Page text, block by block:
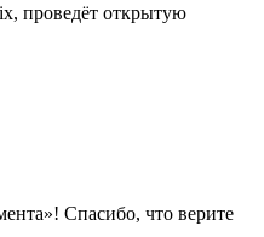
проведёт открытую
Спасибо, что верите